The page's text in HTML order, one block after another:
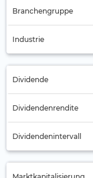
Sektor (Alle)
Branchengruppe
Branchengruppe
Industrie
Industrie (Alle)
Dividende
Nein (2)
Ja (1)
Dividendenrendite
Dividendenintervall